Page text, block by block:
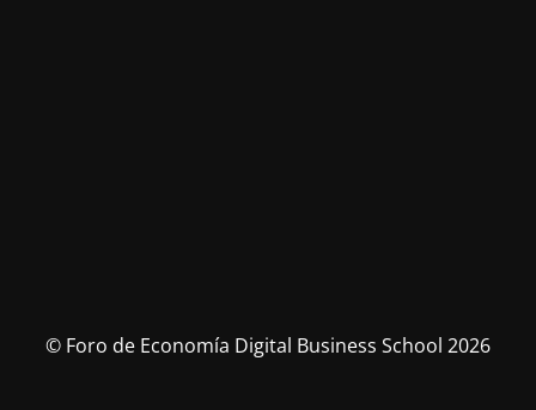
© Foro de Economía Digital Business School 2026